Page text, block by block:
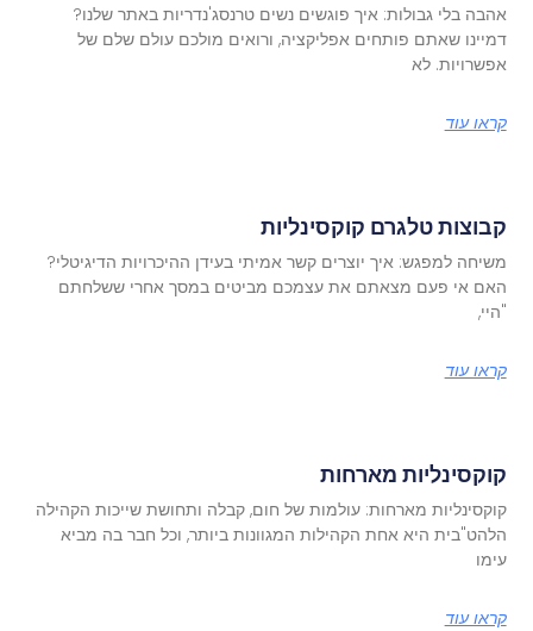
אהבה בלי גבולות: איך פוגשים נשים טרנסג'נדריות באתר שלנו?
דמיינו שאתם פותחים אפליקציה, ורואים מולכם עולם שלם של
אפשרויות. לא
קראו עוד
קבוצות טלגרם קוקסינליות
משיחה למפגש: איך יוצרים קשר אמיתי בעידן ההיכרויות הדיגיטלי?
האם אי פעם מצאתם את עצמכם מביטים במסך אחרי ששלחתם
"היי,
קראו עוד
קוקסינליות מארחות
קוקסינליות מארחות: עולמות של חום, קבלה ותחושת שייכות הקהילה
הלהט"בית היא אחת הקהילות המגוונות ביותר, וכל חבר בה מביא
עימו
קראו עוד